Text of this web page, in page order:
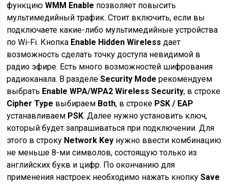
функциюWMM Enable позволяет повысить
мультимедийный трафик. Стоит включить, если вы
подключаете какие-либо мультимедийные устройства
по Wi-Fi. Кнопка Enable Hidden Wireless дает
возможность сделать точку доступа невидимой в
радио эфире. Есть много возможностей шифрования
радиоканала. В разделеSecurity Mode рекомендуем
выбрать Enable WPA/WPA2 Wireless Security, в строке
Cipher Type выбираем Both, в строке PSK / EAP
устанавливаем PSK. Далее нужно установить ключ,
который будет запрашиваться при подключении. Для
этого в строку Network Key нужно ввести комбинацию
не меньше 8-ми символов, состоящую только из
английских букв и цифр. По окончанию для
применения настроек необходимо нажать кнопкуSave